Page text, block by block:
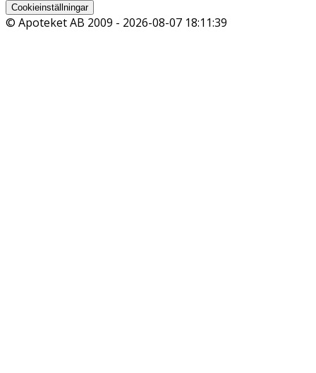
Cookieinställningar
© Apoteket AB 2009 - 2026-08-07 18:11:39